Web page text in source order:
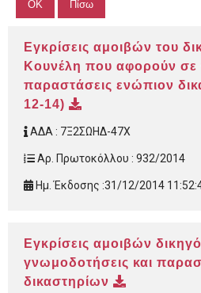
Εγκρίσεις αμοιβών του
Κουνέλη που αφορούν σε
παραστάσεις ενώπιον
12-14)
ΑΔΑ : 7Ξ2ΣΩΗΔ-47Χ
Αρ. Πρωτοκόλλου : 932/2014
Ημ. Έκδοσης :31/12/2014
Εγκρίσεις αμοιβών
γνωμοδοτήσεις και
δικαστηρίων